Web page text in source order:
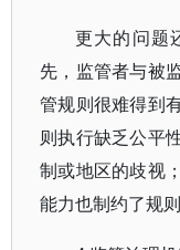
更大的问题
先，监管者与被
管规则很难得到
则执行缺乏公平
制或地区的歧视
能力也制约了规